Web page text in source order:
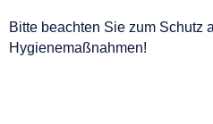
Bitte beachten Sie zum Schutz
Hygienemaßnahmen!